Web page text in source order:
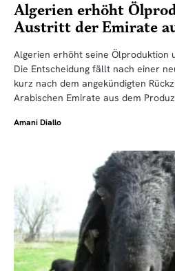
Algerien erhöht
Austritt der Emirate
Algerien erhöht seine Ölproduktion
Die Entscheidung fällt nach einer
kurz nach dem angekündigten
Arabischen Emirate aus dem
Amani Diallo